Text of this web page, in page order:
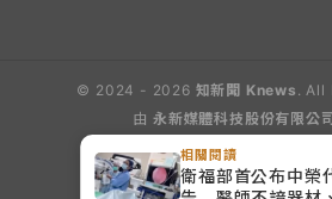
相關閱讀
衛福部首公布中榮
© 2024 - 2026 知新聞 Knews . All
由 永新媒體科技股份有限公司